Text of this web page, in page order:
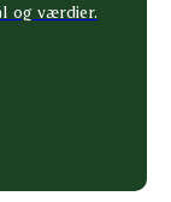
og værdier.